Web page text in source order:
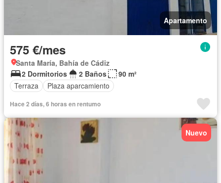
Apartamento
575 €/mes
Santa María, Bahía de Cádiz
2 Dormitorios
2 Baños
90 m²
Terraza
Plaza aparcamiento
Hace 2 días, 6 horas en rentumo
Nuevo